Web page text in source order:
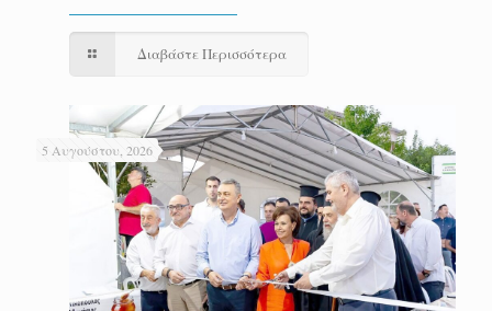
Διαβάστε Περισσότερα
5 Αυγούστου, 2026